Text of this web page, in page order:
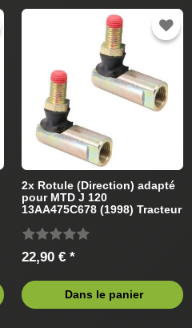
2x Rotule (Direction) adapté
pour MTD J 120
13AA475C678 (1998) Tracteur
22,90 € *
Dans le panier